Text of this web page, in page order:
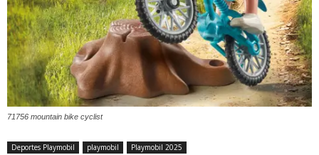
71756 mountain bike cyclist
Deportes Playmobil playmobil Playmobil 2025